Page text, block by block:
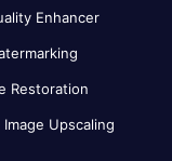
Enhancer
Restoration
Image Upscaling